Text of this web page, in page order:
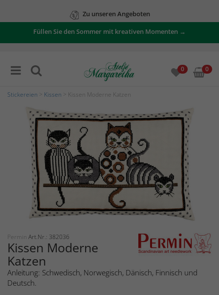
Zu unseren Angeboten
Füllen Sie den Sommer mit kreativen Momenten →
0 0
Stickereien Kissen > Kissen Moderne Katzen
Permin Art.Nr.: 382036
Kissen Moderne
Katzen
Anleitung: Schwedisch, Norwegisch, Dänisch, Finnisch und
Deutsch.